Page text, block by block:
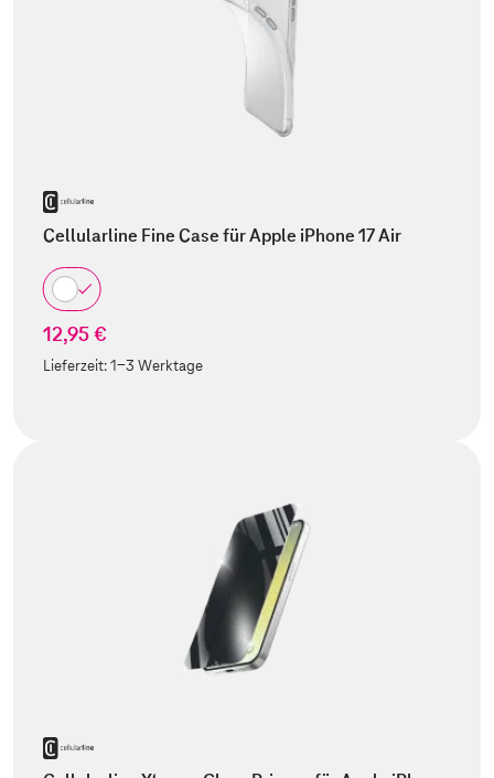
Cellularline Fine Case für Apple iPhone 17 Air
12,95 €
Lieferzeit:1-3 Werktage